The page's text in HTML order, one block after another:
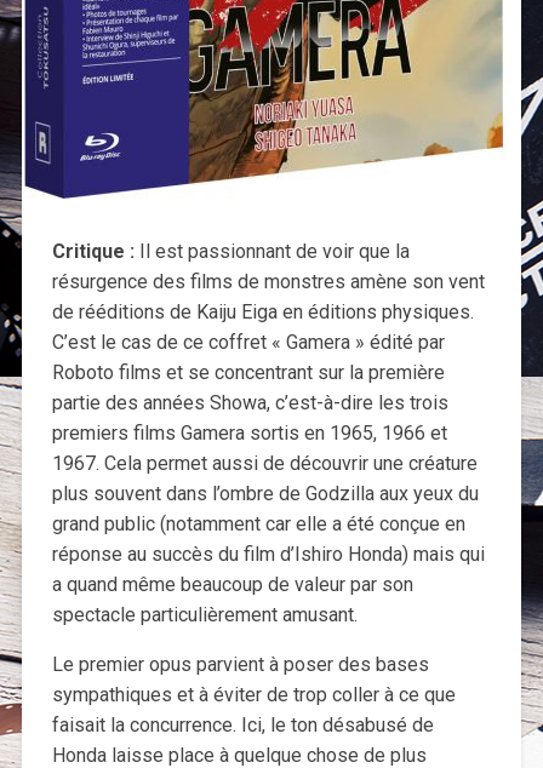
Critique : Il est passionnant de voir que la
résurgence des films de monstres amène son vent
de rééditions de Kaiju Eiga en éditions physiques.
C’est le cas de ce coffret « Gamera » édité par
Roboto films et se concentrant sur la première
partie des années Showa, c’est-à-dire les trois
premiers films Gamera sortis en 1965, 1966 et
1967. Cela permet aussi de découvrir une créature
plus souvent dans l’ombre de Godzilla aux yeux du
grand public (notamment car elle a été conçue en
réponse au succès du film d’Ishiro Honda) mais qui
a quand même beaucoup de valeur par son
spectacle particulièrement amusant.
Le premier opus parvient à poser des bases
sympathiques et à éviter de trop coller à ce que
faisait la concurrence. Ici, le ton désabusé de
Honda laisse place à quelque chose de plus